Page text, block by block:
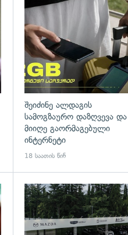
გადახედვა
შეიძინე ალდაგის
სამოგზაურო დაზღვევა და
მიიღე გაორმაგებული
ინტერნეტი
18 საათის წინ
გადახედვა